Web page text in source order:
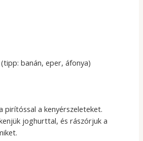
banán, eper, áfonya)
pirítóssal a kenyérszeleteket.
joghurttal, és rászórjuk a